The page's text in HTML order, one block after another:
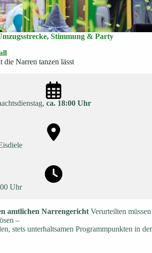
Stimmung & Party
die Narren tanzen lässt
ca. 18:00 Uhr
Uhr
amtlichen Narrengericht Verurteilten müssen
–
stets unterhaltsamen Programmpunkten in der